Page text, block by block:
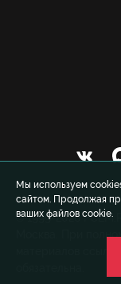
Мы используем
сайтом. Продолжая
ваших файлов cookie.
© 1999-2026
Москва. При
материалов